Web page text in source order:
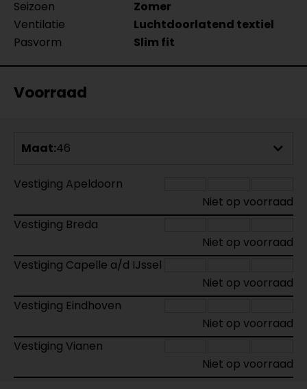
Seizoen
Zomer
Ventilatie
Luchtdoorlatend textiel
Pasvorm
Slim fit
Voorraad
Maat:46
Vestiging Apeldoorn
Niet op voorraad
Vestiging Breda
Niet op voorraad
Vestiging Capelle a/d IJssel
Niet op voorraad
Vestiging Eindhoven
Niet op voorraad
Vestiging Vianen
Niet op voorraad